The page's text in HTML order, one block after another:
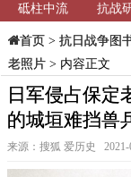
砥柱中流
抗战
首页> 抗日战争图
老照片> 内容正文
日军侵占保定
的城垣难挡兽
来源：搜狐 爱历史 2021-